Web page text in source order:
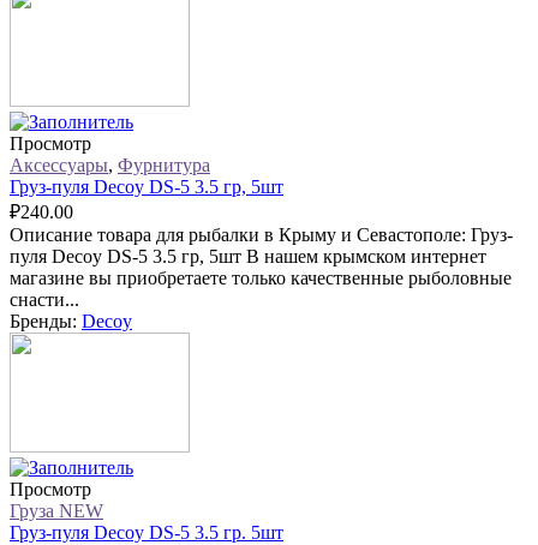
Просмотр
Аксессуары, Фурнитура
Груз-пуля Decoy DS-5 3.5 гр, 5шт
₽240.00
Описание товара для рыбалки в Крыму и Севастополе: Груз-
пуля Decoy DS-5 3.5 гр, 5шт В нашем крымском интернет
магазине вы приобретаете только качественные рыболовные
снасти...
Бренды: Decoy
Просмотр
Груза NEW
Груз-пуля Decoy DS-5 3.5 гр. 5шт